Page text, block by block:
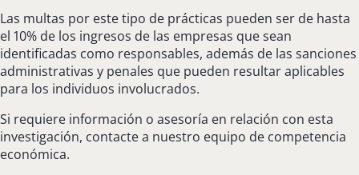
Las multas por este tipo de prácticas pueden ser de hasta
el 10% de los ingresos de las empresas que sean
identificadas como responsables, además de las sanciones
administrativas y penales que pueden resultar aplicables
para los individuos involucrados.
Si requiere información o asesoría en relación con esta
investigación, contacte a nuestro equipo de competencia
económica.